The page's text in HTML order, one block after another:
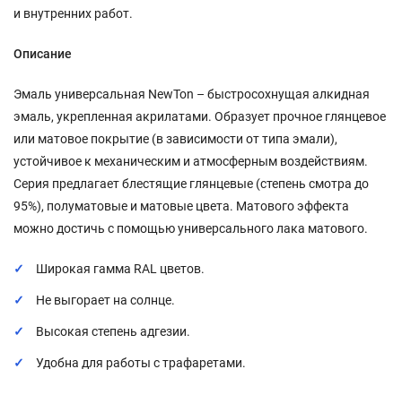
и внутренних работ.
Описание
Эмаль универсальная NewTon – быстросохнущая алкидная
эмаль, укрепленная акрилатами. Образует прочное глянцевое
или матовое покрытие (в зависимости от типа эмали),
устойчивое к механическим и атмосферным воздействиям.
Серия предлагает блестящие глянцевые (степень смотра до
95%), полуматовые и матовые цвета. Матового эффекта
можно достичь с помощью универсального лака матового.
Широкая гамма RAL цветов.
Не выгорает на солнце.
Высокая степень адгезии.
Удобна для работы с трафаретами.